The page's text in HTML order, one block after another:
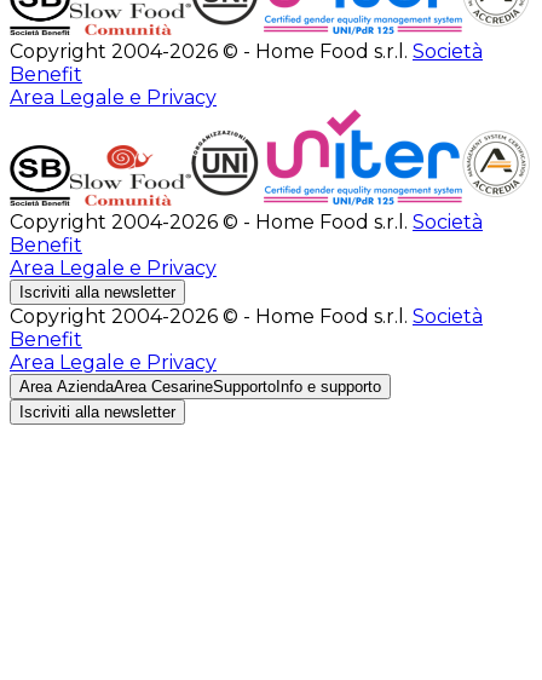
Copyright 2004-2026 © - Home Food s.r.l. Società
Benefit
Area Legale e Privacy
Copyright 2004-2026 © - Home Food s.r.l. Società
Benefit
Area Legale e Privacy
Iscriviti alla newsletter
Copyright 2004-2026 © - Home Food s.r.l. Società
Benefit
Area Legale e Privacy
Area AziendaArea CesarineSupporto Info e supporto
Iscriviti alla newsletter